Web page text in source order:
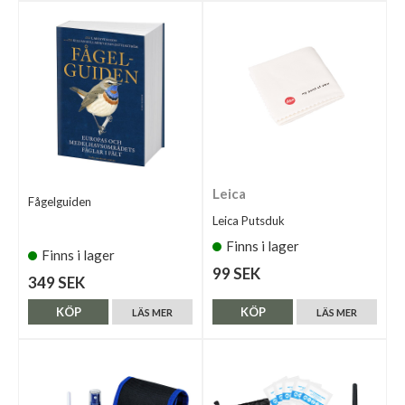
Fågelguiden
Finns i lager
349 SEK
LÄS MER
KÖP
Leica
Leica Putsduk
Finns i lager
99 SEK
LÄS MER
KÖP